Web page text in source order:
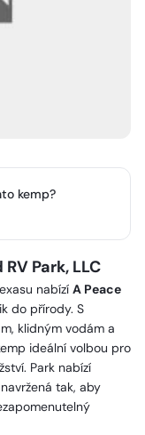
kemp?
Park, LLC
nabízí A Peace
do přírody. S
klidným vodám a
ideální volbou pro
Park nabízí
tak, aby